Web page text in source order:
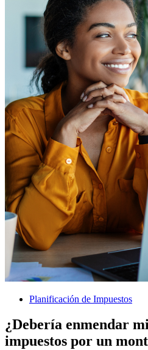
Planificación de Impuestos
¿Debería enmendar
impuestos por un